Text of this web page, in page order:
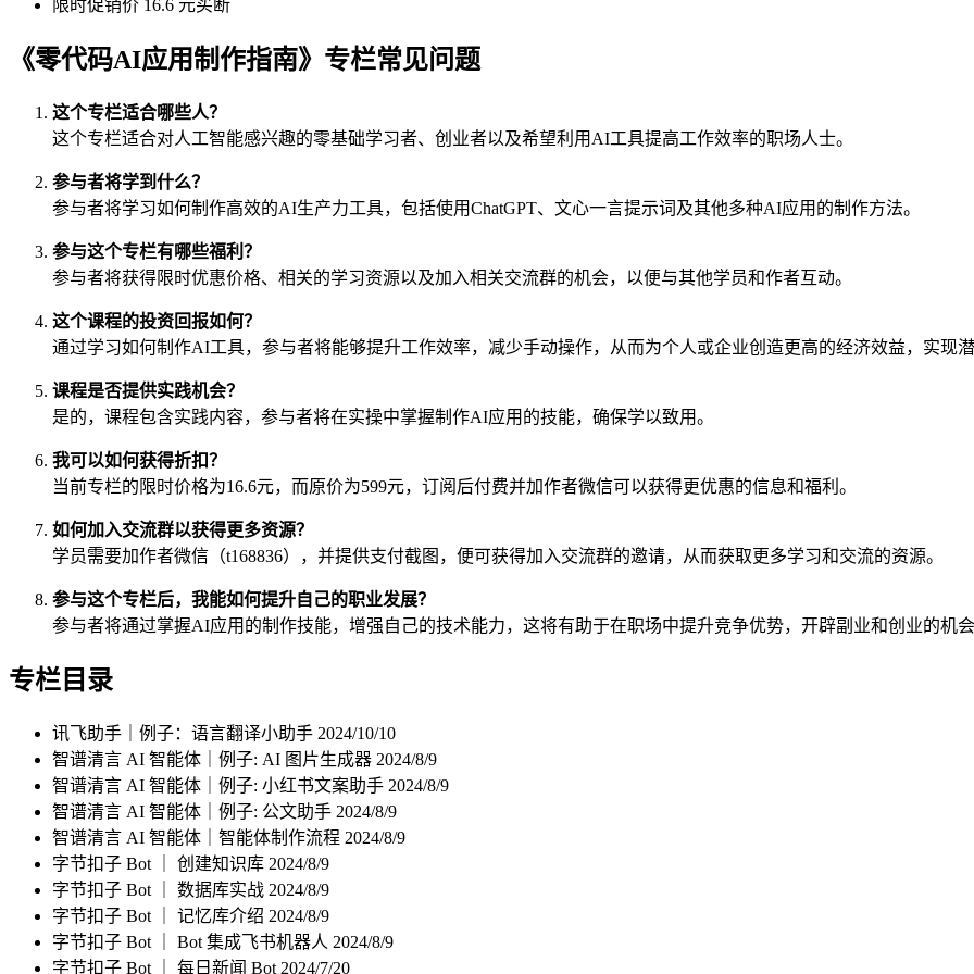
限时促销价 16.6 元买断
《零代码AI应用制作指南》专栏常见问题
这个专栏适合哪些人？
这个专栏适合对人工智能感兴趣的零基础学习者、创业者以及希望利用AI工具提高工作效率的职场人士。
参与者将学到什么？
参与者将学习如何制作高效的AI生产力工具，包括使用ChatGPT、文心一言提示词及其他多种AI应用的制作方法。
参与这个专栏有哪些福利？
参与者将获得限时优惠价格、相关的学习资源以及加入相关交流群的机会，以便与其他学员和作者互动。
这个课程的投资回报如何？
通过学习如何制作AI工具，参与者将能够提升工作效率，减少手动操作，从而为个人或企业创造更高的经济效益，实现潜
课程是否提供实践机会？
是的，课程包含实践内容，参与者将在实操中掌握制作AI应用的技能，确保学以致用。
我可以如何获得折扣？
当前专栏的限时价格为16.6元，而原价为599元，订阅后付费并加作者微信可以获得更优惠的信息和福利。
如何加入交流群以获得更多资源？
学员需要加作者微信（t168836），并提供支付截图，便可获得加入交流群的邀请，从而获取更多学习和交流的资源。
参与这个专栏后，我能如何提升自己的职业发展？
参与者将通过掌握AI应用的制作技能，增强自己的技术能力，这将有助于在职场中提升竞争优势，开辟副业和创业的机会
专栏目录
讯飞助手｜例子：语言翻译小助手 2024/10/10
智谱清言 AI 智能体｜例子: AI 图片生成器 2024/8/9
智谱清言 AI 智能体｜例子: 小红书文案助手 2024/8/9
智谱清言 AI 智能体｜例子: 公文助手 2024/8/9
智谱清言 AI 智能体｜智能体制作流程 2024/8/9
字节扣子 Bot ｜ 创建知识库 2024/8/9
字节扣子 Bot ｜ 数据库实战 2024/8/9
字节扣子 Bot ｜ 记忆库介绍 2024/8/9
字节扣子 Bot ｜ Bot 集成飞书机器人 2024/8/9
字节扣子 Bot ｜ 每日新闻 Bot 2024/7/20